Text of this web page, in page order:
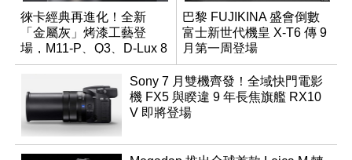
徠卡經典再進化！全新
「金屬灰」烤漆工藝登
場，M11-P、Q3、D-Lux 8
領銜換裝
巴黎 FUJIKINA 盛會倒數
富士新世代機皇 X-T6 傳 9
月第一周登場
Sony 7 月雙機齊發！全域快門電影
機 FX5 與睽違 9 年長焦旗艦 RX10
V 即將登場